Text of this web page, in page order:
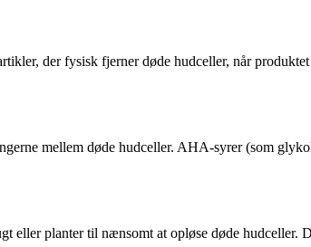
der fysisk fjerner døde hudceller, når
mellem døde hudceller. AHA-syrer (som
eller planter til nænsomt at opløse døde